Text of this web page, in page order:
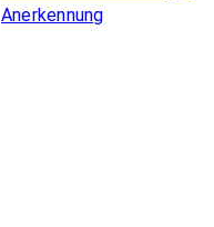
Anerkennung